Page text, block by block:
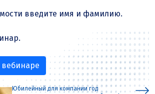
введите имя и фамилию.
вебинаре
Юбилейный для компании год